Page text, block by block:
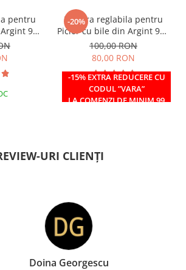
pentru
925
rosii
-20%
-15% EXTRA REDUCERE CU
CODUL ”VARA”
LA COMENZI DE MINIM 99
Bratara reglabila pentru
Picior cu bile din Argint 925
si margele Miyuki verzi
100,00 RON
80,00 RON
IN STOC
URI CLIENȚI
Doina Georgescu